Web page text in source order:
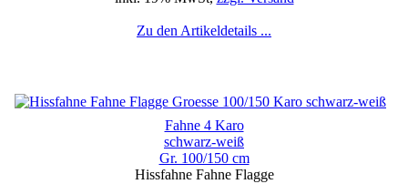
Zu den Artikeldetails ...
Fahne 4 Karo
schwarz-weiß
Gr. 100/150 cm
Hissfahne Fahne Flagge